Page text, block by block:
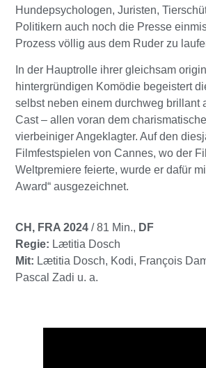
Hundepsychologen, Juristen,
Politikern auch noch die Presse
Prozess völlig aus dem Ruder zu
In der Hauptrolle ihrer gleichsam
hintergründigen Komödie begeistert
selbst neben einem durchweg brillant
Cast – allen voran dem
vierbeiniger Angeklagter. Auf den
Filmfestspielen von Cannes, wo der
Weltpremiere feierte, wurde er dafür
Award“ ausgezeichnet.
CH, FRA 2024 / 81 Min., DF
Regie: Lætitia Dosch
Mit: Lætitia Dosch, Kodi, François
Pascal Zadi u. a.